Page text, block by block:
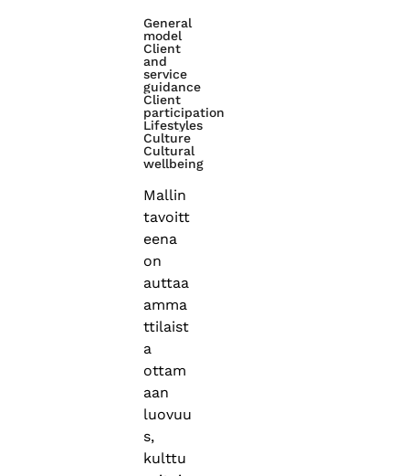
General
model
Client
and
service
guidance
Client
participation
Lifestyles
Culture
Cultural
wellbeing
Mallin
tavoitt
eena
on
auttaa
amma
ttilaist
a
ottam
aan
luovuu
s,
kulttu